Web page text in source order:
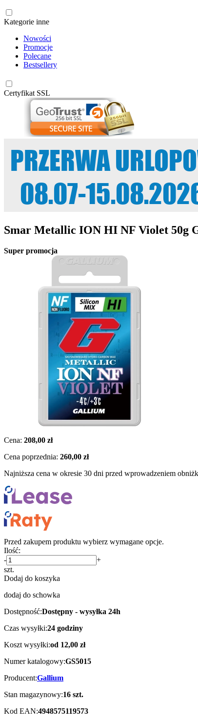
Kategorie inne
Nowości
Promocje
Polecane
Bestsellery
Certyfikat SSL
Smar Metallic ION HI NF Violet 50g
Super promocja
Cena: 208,00 zł
Cena poprzednia: 260,00 zł
Najniższa cena w okresie 30 dni przed wprowadzeniem
Przed zakupem produktu wybierz wymagane opcje.
Ilość:
-
+
szt.
Dodaj do koszyka
dodaj do schowka
Dostępność:Dostępny - wysyłka 24h
Czas wysyłki:24 godziny
Koszt wysyłki:od 12,00 zł
Numer katalogowy:GS5015
Producent:Gallium
Stan magazynowy:16 szt.
Kod EAN:4948575119573